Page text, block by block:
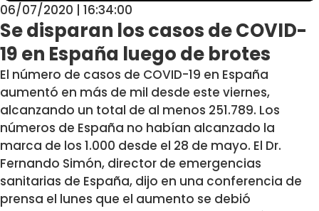
06/07/2020 | 16:34:00
Se disparan los casos de COVID-
19 en España luego de brotes
El número de casos de COVID-19 en España
aumentó en más de mil desde este viernes,
alcanzando un total de al menos 251.789. Los
números de España no habían alcanzado la
marca de los 1.000 desde el 28 de mayo. El Dr.
Fernando Simón, director de emergencias
sanitarias de España, dijo en una conferencia de
prensa el lunes que el aumento se debió